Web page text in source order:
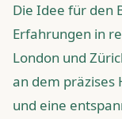
Die Idee für den
Erfahrungen in
London und
an dem präzises
und eine